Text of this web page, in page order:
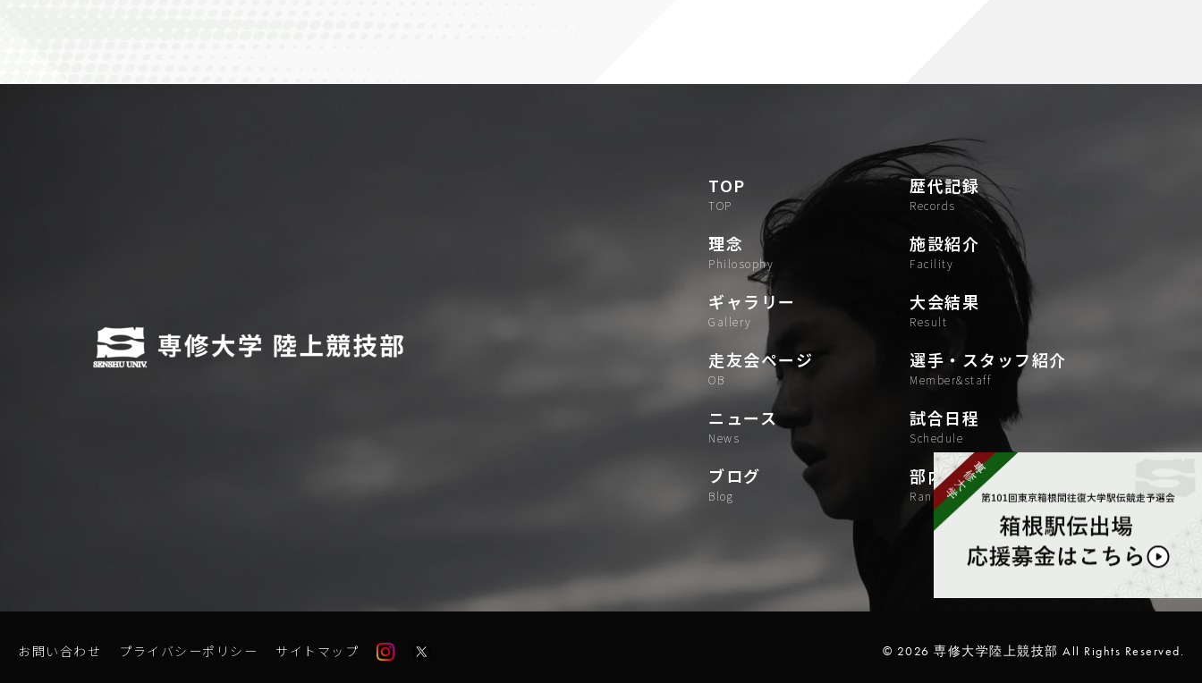
TOP
TOP
歴代記録
records
理念
philosophy
施設紹介
facility
ギャラリー
gallery
大会結果
result
走友会ページ
OB
選手・スタッフ紹介
Member&staff
ニュース
news
試合日程
schedule
ブログ
blog
部内ランキング
RankingRecord
お問い合わせ プライバシーポリシー サイトマップ © 2026 専修大学陸上競技部 All Rights Reserved.